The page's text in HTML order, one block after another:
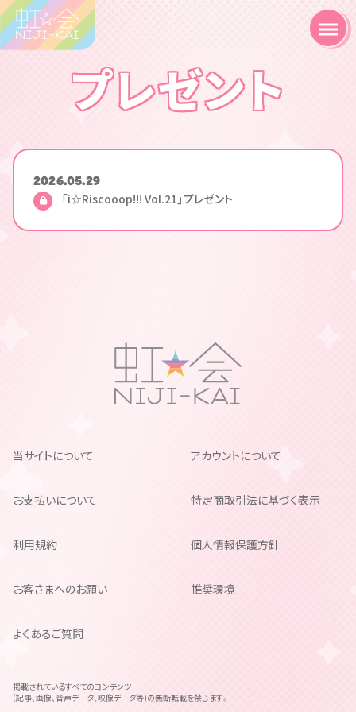
プレゼント
2026.05.29
「i☆Riscooop!!! Vol.21」プレゼント
当サイトについて アカウントについて
お支払いについて 特定商取引法に基づく表示
利用規約 個人情報保護方針
お客さまへのお願い 推奨環境
よくあるご質問
掲載されているすべてのコンテンツ
(記事、画像、音声データ、映像データ等)の無断転載を禁じます。